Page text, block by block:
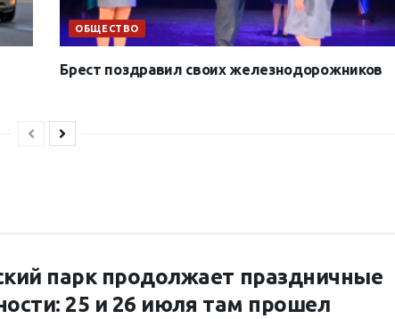
ОБЩЕСТВО
Брест поздравил своих железнодорожников
парк продолжает праздничные
25 и 26 июля там прошел